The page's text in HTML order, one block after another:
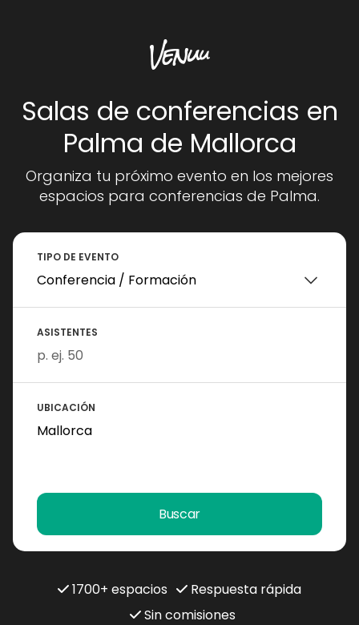
Salas de conferencias en
Palma de Mallorca
Organiza tu próximo evento en los mejores
espacios para conferencias de Palma.
TIPO DE EVENTO
ASISTENTES
UBICACIÓN
Buscar
1700+ espacios
Respuesta rápida
Sin comisiones